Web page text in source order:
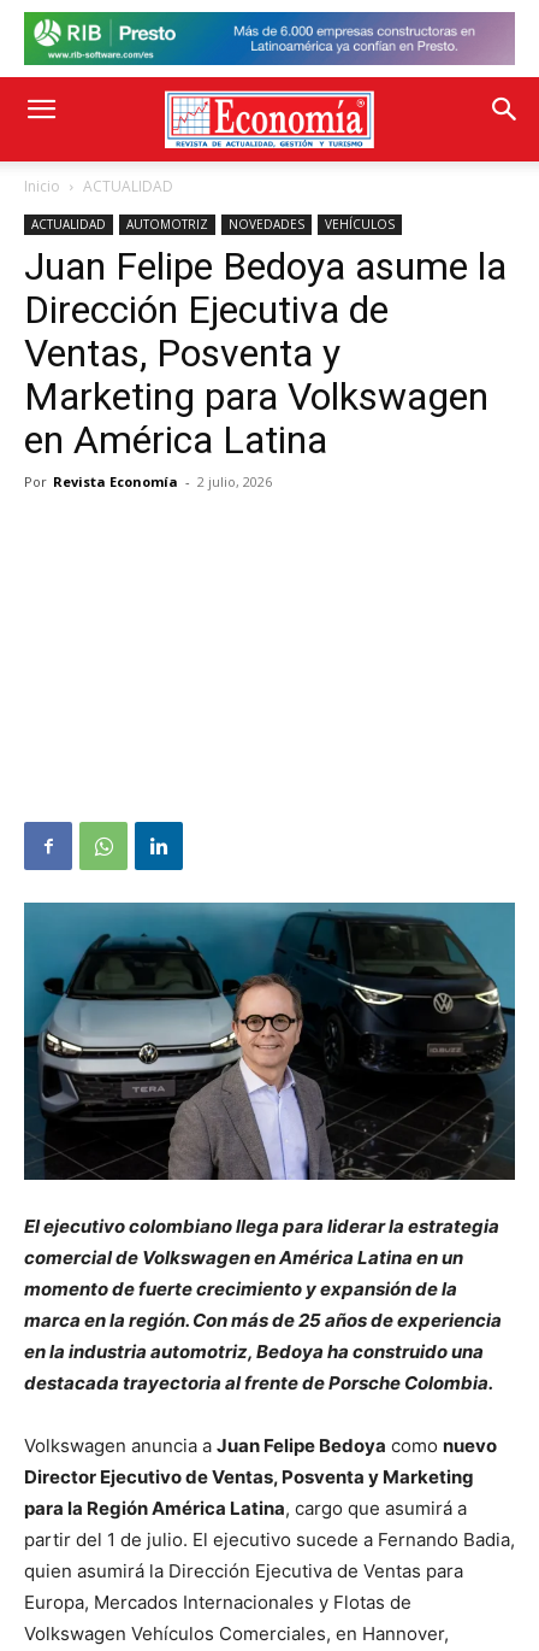
Inicio ACTUALIDAD
ACTUALIDAD AUTOMOTRIZ NOVEDADES VEHÍCULOS
Juan Felipe Bedoya asume la
Dirección Ejecutiva de
Ventas, Posventa y
Marketing para Volkswagen
en América Latina
Por Revista Economía - 2 julio, 2026
El ejecutivo colombiano llega para liderar la estrategia
comercial de Volkswagen en América Latina en un
momento de fuerte crecimiento y expansión de la
marca en la región. Con más de 25 años de experiencia
en la industria automotriz, Bedoya ha construido una
destacada trayectoria al frente de Porsche Colombia.
Volkswagen anuncia a Juan Felipe Bedoya como nuevo
Director Ejecutivo de Ventas, Posventa y Marketing
para la Región América Latina, cargo que asumirá a
partir del 1 de julio. El ejecutivo sucede a Fernando Badia,
quien asumirá la Dirección Ejecutiva de Ventas para
Europa, Mercados Internacionales y Flotas de
Volkswagen Vehículos Comerciales, en Hannover,